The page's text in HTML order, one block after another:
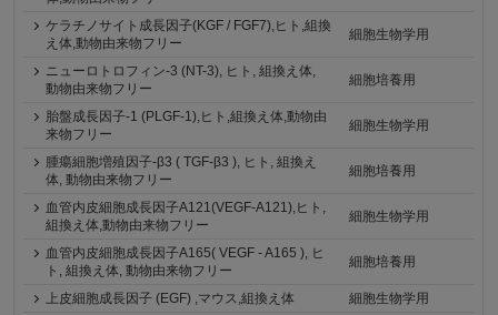
ケラチノサイト成長因子(KGF / FGF7),ヒト,組換
え体,動物由来物フリー
細胞生物学用
ニューロトロフィン-3 (NT-3), ヒト, 組換え体,
動物由来物フリー
細胞培養用
胎盤成長因子-1 (PLGF-1),ヒト,組換え体,動物由
来物フリー
細胞生物学用
腫瘍細胞増殖因子-β3 ( TGF-β3 ), ヒト, 組換え
体, 動物由来物フリー
細胞培養用
血管内皮細胞成長因子A121(VEGF-A121),ヒト,
組換え体,動物由来物フリー
細胞生物学用
血管内皮細胞成長因子A165( VEGF - A165 ), ヒ
ト, 組換え体, 動物由来物フリー
細胞培養用
上皮細胞成長因子 (EGF) ,マウス,組換え体
細胞生物学用